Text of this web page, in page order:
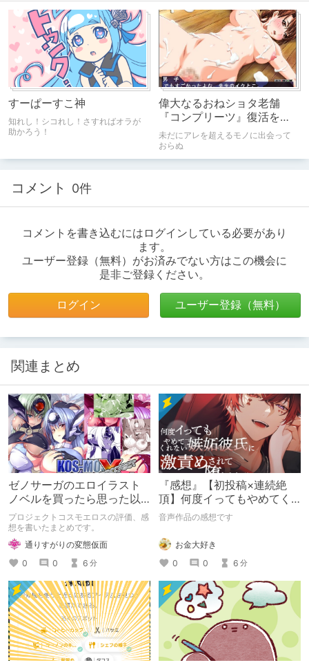
すーぱーすこ神
知れし！シコれし！さすればオラが
助かろう！
偉大なるおねショタ老舗
『コンプリーツ』復活を願
う会
未だにアレを超えるモノに出会って
おらぬ
コメント 0件
コメントを書き込むにはログインしている必要があり
ます。
ユーザー登録（無料）がお済みでない方はこの機会に
是非ご登録ください。
ログイン ユーザー登録（無料）
関連まとめ
ゼノサーガのエロイラスト
ノベルを買ったら思った以
上におねショタ要素が多か
った件
プロジェクトコスモエロスの評価、感
想を書いたまとめです。
通りすがりの変態仮面
0
0 6 分
『感想』【初投稿×連続絶
頂】何度イってもやめてく
れない嫉妬彼氏に激責めさ
音声作品の感想です
お金大好き
0
0 6 分